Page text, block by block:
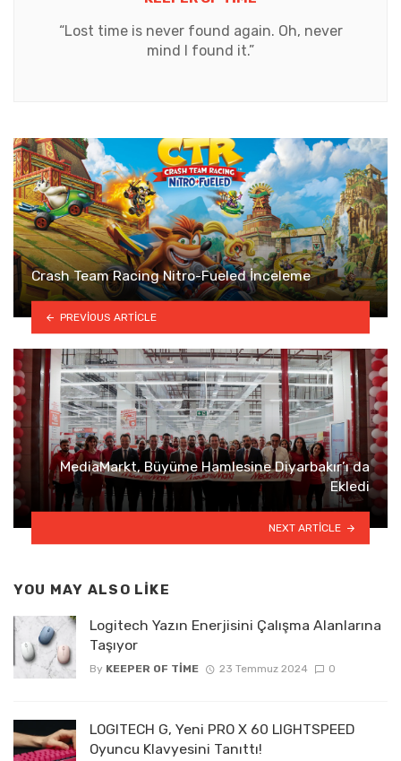
“Lost time is never found again. Oh, never
mind I found it.”
Crash Team Racing Nitro-Fueled İnceleme
PREVIOUS ARTICLE
MediaMarkt, Büyüme Hamlesine Diyarbakır’ı da
Ekledi
NEXT ARTICLE
YOU MAY ALSO LIKE
Logitech Yazın Enerjisini Çalışma Alanlarına
Taşıyor
By KEEPER OF TIME 23 Temmuz 2024 0
LOGITECH G, Yeni PRO X 60 LIGHTSPEED
Oyuncu Klavyesini Tanıttı!